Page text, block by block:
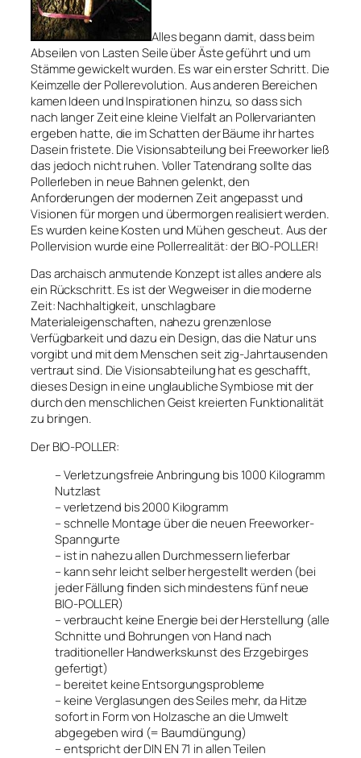
Alles begann damit, dass beim
Abseilen von Lasten Seile über Äste geführt und um
Stämme gewickelt wurden. Es war ein erster Schritt. Die
Keimzelle der Pollerevolution. Aus anderen Bereichen
kamen Ideen und Inspirationen hinzu, so dass sich
nach langer Zeit eine kleine Vielfalt an Pollervarianten
ergeben hatte, die im Schatten der Bäume ihr hartes
Dasein fristete. Die Visionsabteilung bei Freeworker ließ
das jedoch nicht ruhen. Voller Tatendrang sollte das
Pollerleben in neue Bahnen gelenkt, den
Anforderungen der modernen Zeit angepasst und
Visionen für morgen und übermorgen realisiert werden.
Es wurden keine Kosten und Mühen gescheut. Aus der
Pollervision wurde eine Pollerrealität: der BIO-POLLER!
Das archaisch anmutende Konzept ist alles andere als
ein Rückschritt. Es ist der Wegweiser in die moderne
Zeit: Nachhaltigkeit, unschlagbare
Materialeigenschaften, nahezu grenzenlose
Verfügbarkeit und dazu ein Design, das die Natur uns
vorgibt und mit dem Menschen seit zig-Jahrtausenden
vertraut sind. Die Visionsabteilung hat es geschafft,
dieses Design in eine unglaubliche Symbiose mit der
durch den menschlichen Geist kreierten Funktionalität
zu bringen.
Der BIO-POLLER:
– Verletzungsfreie Anbringung bis 1000 Kilogramm
Nutzlast
– verletzend bis 2000 Kilogramm
– schnelle Montage über die neuen Freeworker-
Spanngurte
– ist in nahezu allen Durchmessern lieferbar
– kann sehr leicht selber hergestellt werden (bei
jeder Fällung finden sich mindestens fünf neue
BIO-POLLER)
– verbraucht keine Energie bei der Herstellung (alle
Schnitte und Bohrungen von Hand nach
traditioneller Handwerkskunst des Erzgebirges
gefertigt)
– bereitet keine Entsorgungsprobleme
– keine Verglasungen des Seiles mehr, da Hitze
sofort in Form von Holzasche an die Umwelt
abgegeben wird (= Baumdüngung)
– entspricht der DIN EN 71 in allen Teilen